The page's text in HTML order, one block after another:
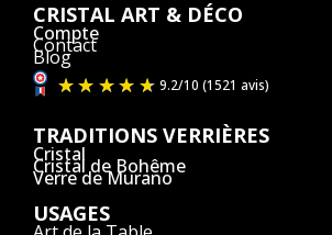
CRISTAL ART & DÉCO
Compte
Contact
Blog
TRADITIONS VERRIÈRES
Cristal
Cristal de Bohême
Verre de Murano
USAGES